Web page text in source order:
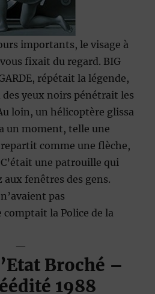
importants, le visage à
fixait du regard. BIG
répétait la légende,
yeux noirs pénétrait les
loin, un hélicoptère glissa
un moment, telle une
comme une flèche,
une patrouille qui
fenêtres des gens.
pas
comptait la Police de la
—
Broché –
1988